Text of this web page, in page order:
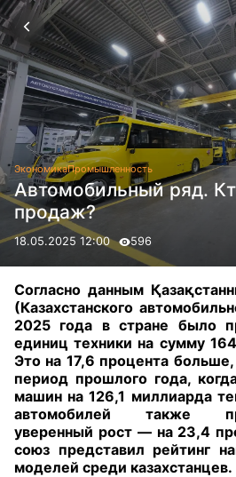
ЭкономикаПромышленность
Автомобильный ряд.
продаж?
18.05.2025 12:00 596
Согласно данным
(Казахстанского
2025 года в стране было
единиц техники на сумму
Это на 17,6 процента
период прошлого года,
машин на 126,1 миллиарда
автомобилей также
уверенный рост — на 23,4
союз представил рейтинг
моделей среди казахстанцев.